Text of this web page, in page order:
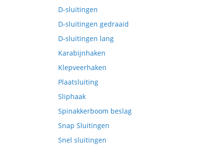
D-sluitingen
D-sluitingen gedraaid
D-sluitingen lang
Karabijnhaken
Klepveerhaken
Plaatsluiting
Sliphaak
Spinakkerboom beslag
Snap Sluitingen
Snel sluitingen